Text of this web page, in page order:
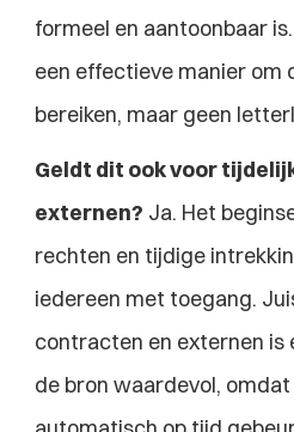
formeel en aantoonbaar
een effectieve manier om
bereiken, maar geen
Geldt dit ook voor
externen? Ja. Het
rechten en tijdige
iedereen met toegang.
contracten en externen is
de bron waardevol,